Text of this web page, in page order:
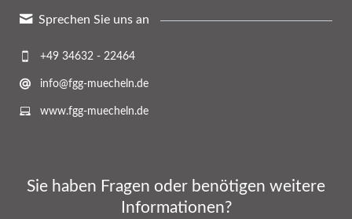
Sprechen Sie uns an
+49 34632 - 22464
info@fgg-muecheln.de
www.fgg-muecheln.de
Sie haben Fragen oder benötigen weitere
Informationen?